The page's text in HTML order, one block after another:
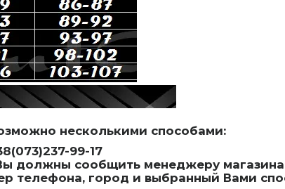
несколькими способами:
99-17
должны сообщить менеджеру
телефона, город и выбранный Вами